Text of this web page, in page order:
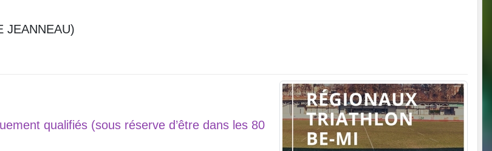
JEANNEAU)
qualifiés (sous réserve d’être dans les 80